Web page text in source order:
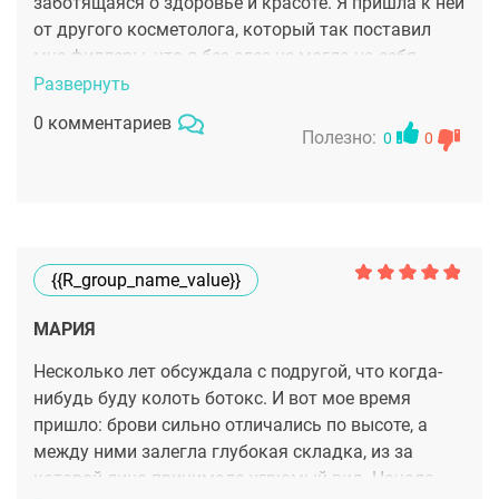
от другого косметолога, который так поставил
мне филлеры, что я без слез не могла на себя
смотреть. Хорошо, что срок их действия был
недолгим – рассосались через полгода. После
неудачи боялась уже что-то делать с лицом, но
скулы и при этом не превратила меня в куклу.
Планирую еще сделать мезотерапию и немного
увеличить губы, думаю, все пройдет хорошо.
Развернуть
0 комментариев
Полезно: 0 0
{{r_group_name_value}}
МАРИЯ
Несколько лет обсуждала с подругой, что когда-
нибудь буду колоть ботокс. И вот мое время
пришло: брови сильно отличались по высоте, а
между ними залегла глубокая складка, из за
которой лицо принимало угрюмый вид. Начала